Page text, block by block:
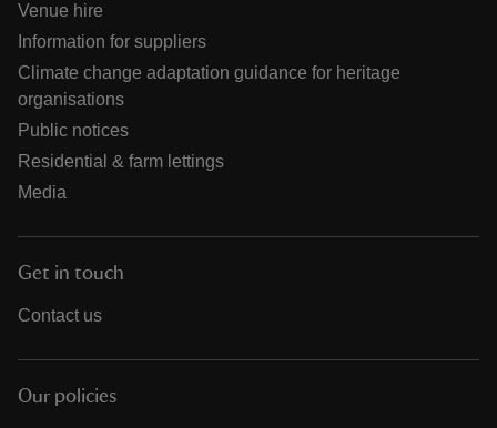
Venue hire
Information for suppliers
Climate change adaptation guidance for heritage
organisations
Public notices
Residential & farm lettings
Media
Get in touch
Contact us
Our policies